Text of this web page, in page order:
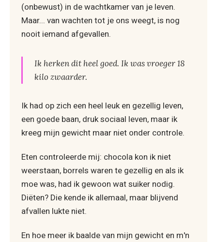
(onbewust) in de wachtkamer van je leven.
Maar... van wachten tot je ons weegt, is nog
nooit iemand afgevallen.
Ik herken dit heel goed. Ik was vroeger 18
kilo zwaarder.
Ik had op zich een heel leuk en gezellig leven,
een goede baan, druk sociaal leven, maar ik
kreeg mijn gewicht maar niet onder controle.
Eten controleerde mij: chocola kon ik niet
weerstaan, borrels waren te gezellig en als ik
moe was, had ik gewoon wat suiker nodig.
Diëten? Die kende ik allemaal, maar blijvend
afvallen lukte niet.
En hoe meer ik baalde van mijn gewicht en m'n